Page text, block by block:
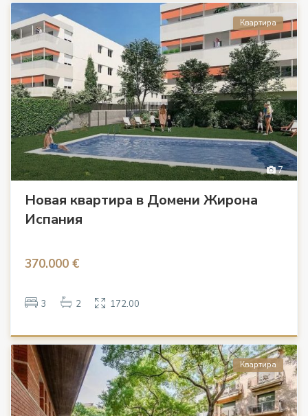
7
Квартира
Новая квартира в Домени Жирона
Испания
370.000 €
3 2 172.00
Квартира